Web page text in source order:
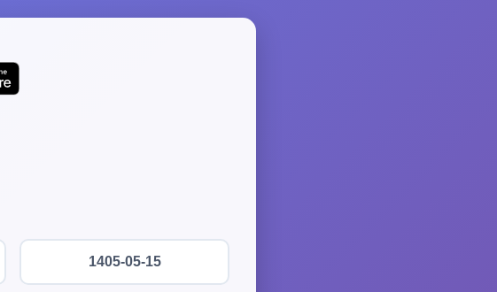
1405-05-15